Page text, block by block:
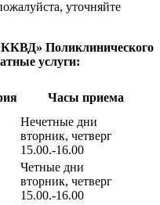
уточняйте
Поликлинического
услуги:
Часы приема
Нечетные дни
вторник, четверг
15.00.-16.00
Четные дни
вторник, четверг
15.00.-16.00